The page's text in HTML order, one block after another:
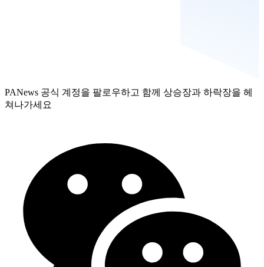
PANews 공식 계정을 팔로우하고 함께 상승장과 하락장을 헤
쳐나가세요